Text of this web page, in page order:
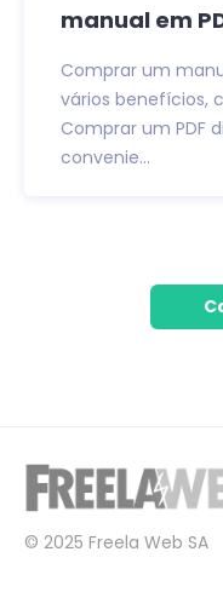
manual em
Comprar um
vários benefícios,
Comprar um PDF
convenie...
© 2025 Freela Web SA